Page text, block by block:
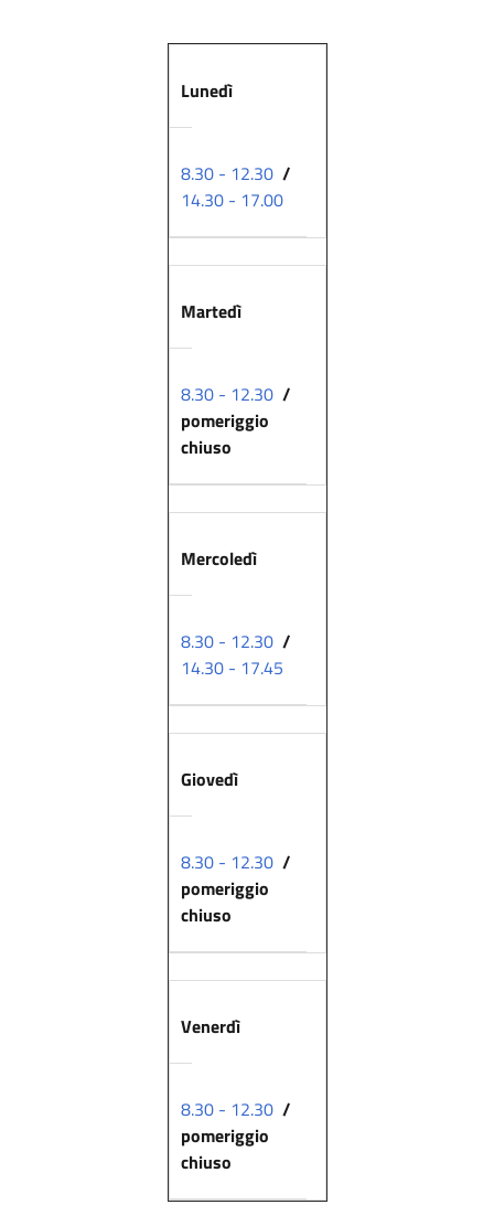
Lunedì
8.30 - 12.30/
14.30 - 17.00
Martedì
8.30 - 12.30/
pomeriggio
chiuso
Mercoledì
8.30 - 12.30/
14.30 - 17.45
Giovedì
8.30 - 12.30/
pomeriggio
chiuso
Venerdì
8.30 - 12.30/
pomeriggio
chiuso